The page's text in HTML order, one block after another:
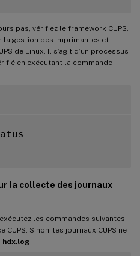
pas, vérifiez le framework CUPS.
la gestion des imprimantes et
de Linux. Il s’agit d’un processus
en exécutant la commande
la collecte des journaux
les commandes suivantes
Sinon, les journaux CUPS ne
hdx.log :